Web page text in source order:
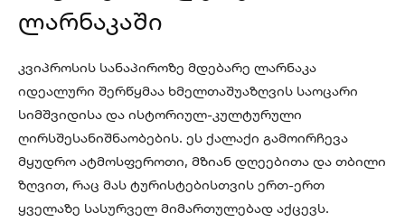
ლარნაკაში
კვიპროსის სანაპიროზე მდებარე ლარნაკა
იდეალური შერწყმაა ხმელთაშუაზღვის საოცარი
სიმშვიდისა და ისტორიულ-კულტურული
ღირსშესანიშნაობების. ეს ქალაქი გამოირჩევა
მყუდრო ატმოსფეროთი, მზიან დღეებითა და თბილი
ზღვით, რაც მას ტურისტებისთვის ერთ-ერთ
ყველაზე სასურველ მიმართულებად აქცევს.